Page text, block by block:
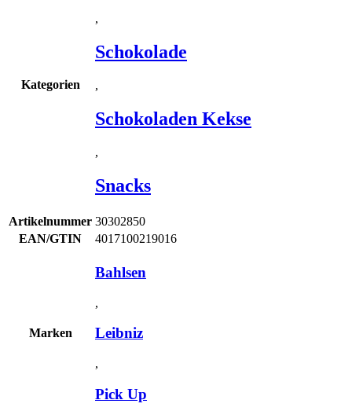
Kategorien
,
Schokolade
,
Schokoladen Kekse
,
Snacks
Artikelnummer 30302850
EAN/GTIN
4017100219016
Marken
Bahlsen
,
Leibniz
,
Pick Up